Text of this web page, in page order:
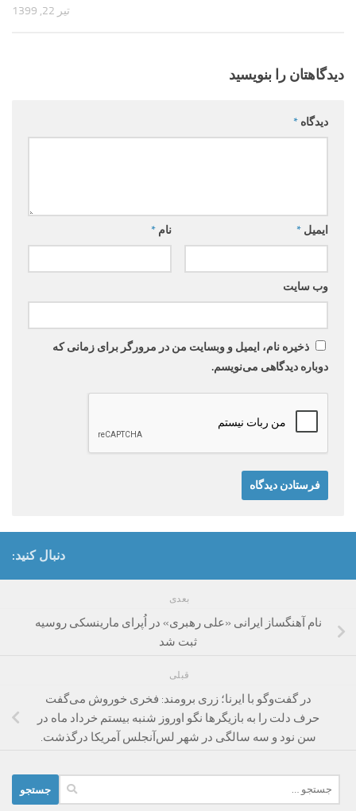
تیر 22, 1399
دیدگاهتان را بنویسید
دیدگاه *
نام * ایمیل *
وب‌ سایت
ذخیره نام، ایمیل و وبسایت من در مرورگر برای زمانی که
دوباره دیدگاهی می‌نویسم.
دنبال کنید:
بعدی
نام آهنگساز ایرانی «علی رهبری» در اُپرای مارینسکی روسیه
ثبت شد
قبلی
در گفت‌وگو با ایرنا؛ زری برومند: فخری خوروش می‌گفت
حرف دلت را به بازیگرها نگو اوروز شنبه بیستم خرداد ماه در
سن نود و سه سالگی در شهر لس‌آنجلس آمریکا درگذشت.
برای: